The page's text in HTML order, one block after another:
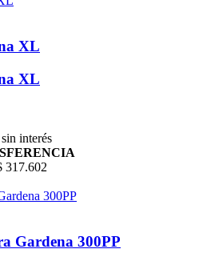
XL
XL
interés
317.602
Gardena 300PP